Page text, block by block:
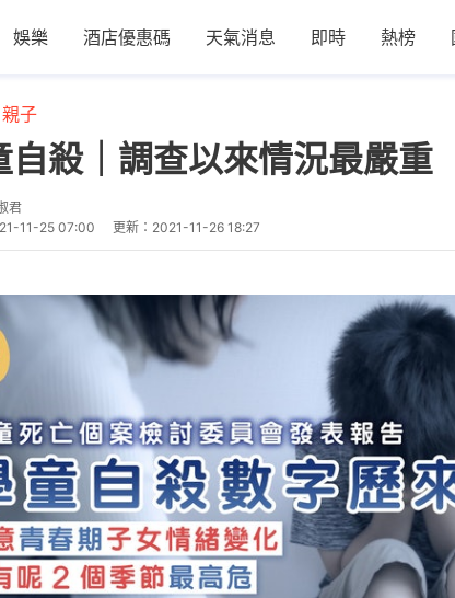
娛樂 酒店優惠碼 天氣消息 即時 熱榜
親子
自殺｜調查以來情況最嚴
君
11-25 07:00 更新： 2021-11-26 18:27